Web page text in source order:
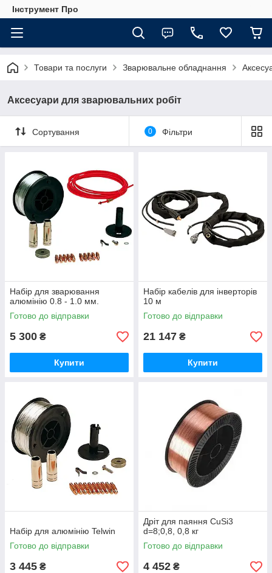
Інструмент Про
Товари та послуги Зварювальне обладнання
Аксесуари для зварювальних робіт
Сортування 0 Фільтри
Набір для зварювання
алюмінію 0.8 - 1.0 мм.
Готово до відправки
5 300 ₴
Купити
Набір кабелів для інверторів
10 м
Готово до відправки
21 147 ₴
Купити
Набір для алюмінію Telwin
Готово до відправки
3 445 ₴
Дріт для паяння CuSi3
d=8;0,8, 0,8 кг
Готово до відправки
4 452 ₴